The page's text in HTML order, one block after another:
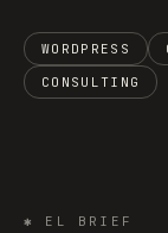
WORDPRESS
CONSULTING
✱ EL BRIEF